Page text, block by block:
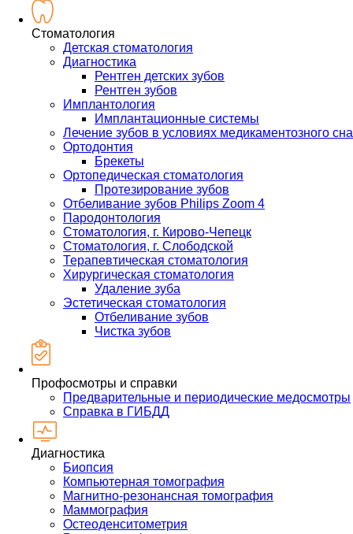
Стоматология
Детская стоматология
Диагностика
Рентген детских зубов
Рентген зубов
Имплантология
Имплантационные системы
Лечение зубов в условиях медикаментозного сна
Ортодонтия
Брекеты
Ортопедическая стоматология
Протезирование зубов
Отбеливание зубов Philips Zoom 4
Пародонтология
Стоматология, г. Кирово-Чепецк
Стоматология, г. Слободской
Терапевтическая стоматология
Хирургическая стоматология
Удаление зуба
Эстетическая стоматология
Отбеливание зубов
Чистка зубов
Профосмотры и справки
Предварительные и периодические медосмотры
Справка в ГИБДД
Диагностика
Биопсия
Компьютерная томография
Магнитно-резонансная томография
Маммография
Остеоденситометрия